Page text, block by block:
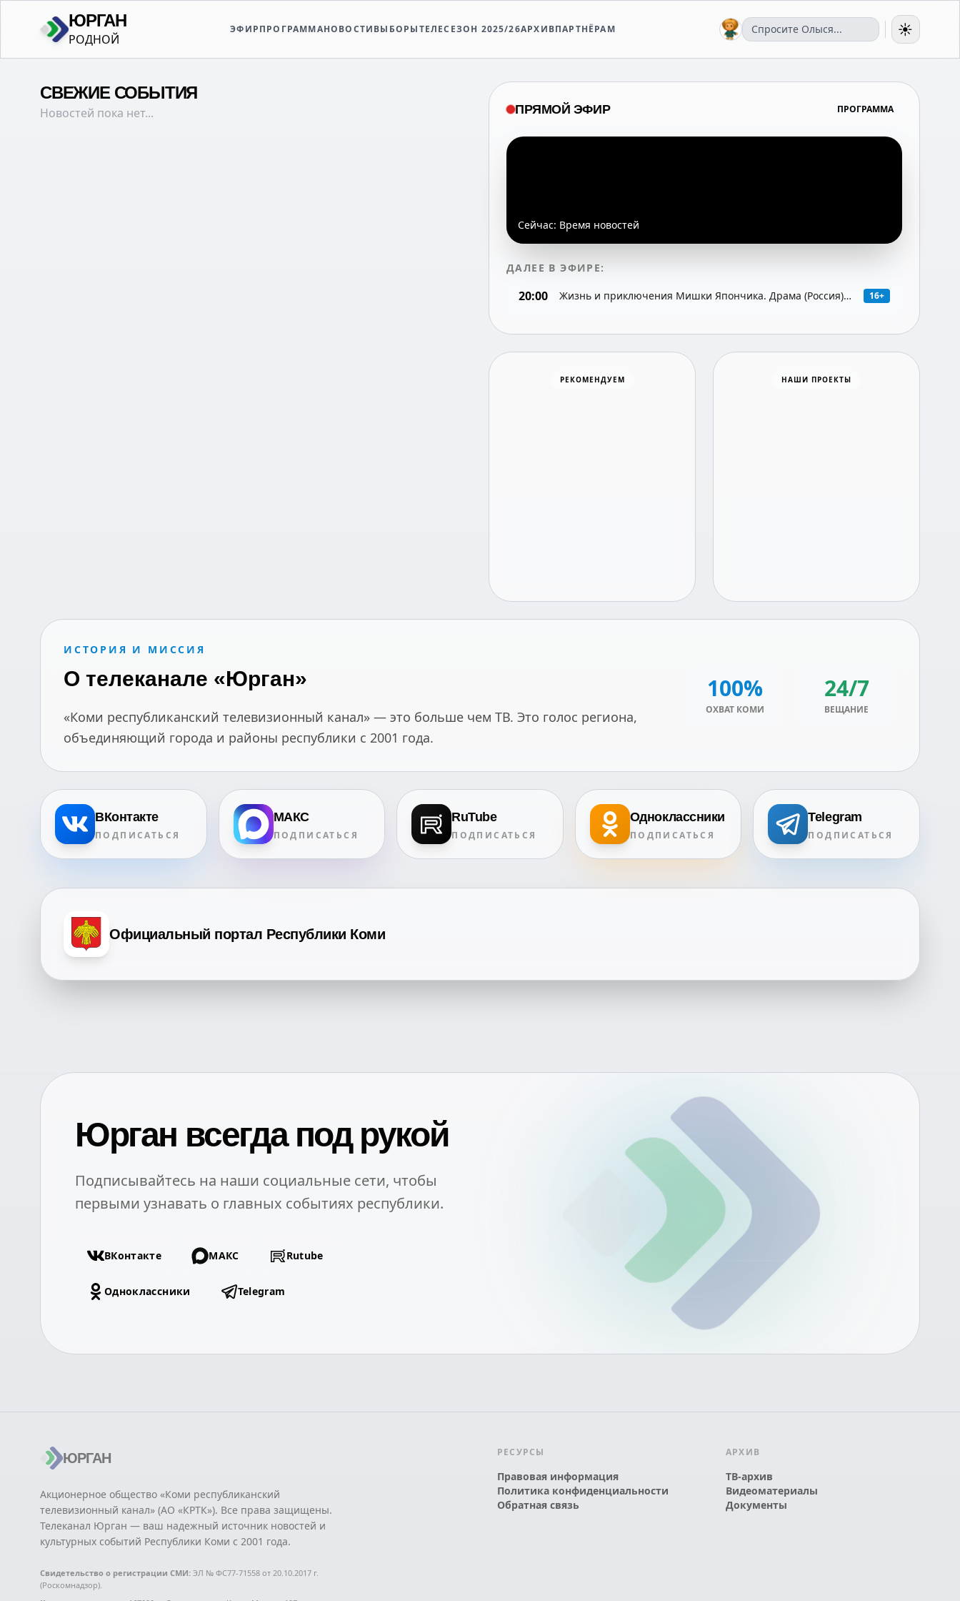
ЮРГАН ЭФИРПРОГРАММАНОВОСТИВЫБОРЫТЕЛЕСЕЗОН 2025/26АРХИВПАРТНЁРАМ ☀️
СВЕЖИЕ СОБЫТИЯ
Новостей пока нет... ПРЯМОЙ ЭФИР ПРОГРАММА
Сейчас: Время новостей
ДАЛЕЕ В ЭФИРЕ:
20:00
Жизнь и приключения Мишки Япончика. Драма (Россия),
16+
РЕКОМЕНДУЕМ
Хоккей
НАШИ ПРОЕКТЫ
Время новостей
ИСТОРИЯ И МИССИЯ
О телеканале «Юрган»
«Коми республиканский телевизионный канал» — это больше чем ТВ. Это голос региона,
объединяющий города и районы республики с 2001 года.
100%
ОХВАТ КОМИ
24/7
ВЕЩАНИЕ
ВКонтакте
ПОДПИСАТЬСЯ
МАКС
ПОДПИСАТЬСЯ
RuTube
ПОДПИСАТЬСЯ
Одноклассники
ПОДПИСАТЬСЯ
Telegram
ПОДПИСАТЬСЯ
Официальный портал Республики Коми
Юрган всегда под рукой
Подписывайтесь на наши социальные сети, чтобы
первыми узнавать о главных событиях республики.
ВКонтакте МАКС Rutube
Одноклассники Telegram
ЮРГАН
Акционерное общество «Коми республиканский
телевизионный канал» (АО «КРТК»). Все права защищены.
Телеканал Юрган — ваш надежный источник новостей и
культурных событий Республики Коми с 2001 года.
Свидетельство о регистрации СМИ: ЭЛ № ФС77-71558 от 20.10.2017 г.
(Роскомнадзор).
РЕСУРСЫ
Правовая информация
Политика конфиденциальности
Обратная связь
АРХИВ
ТВ-архив
Видеоматериалы
Документы